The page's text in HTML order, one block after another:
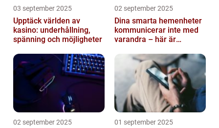
03 september 2025
Upptäck världen av
kasino: underhållning,
spänning och möjligheter
02 september 2025
Dina smarta hemenheter
kommunicerar inte med
varandra – här är
02 september 2025 01 september 2025